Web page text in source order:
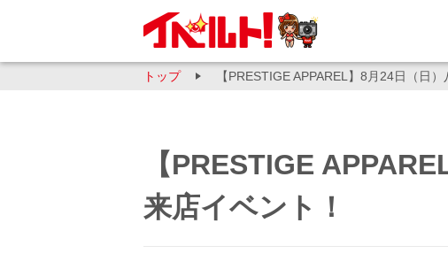
トップ 【PRESTIGE APPAREL】8月24日（日
【PRESTIGE
来店イベント！